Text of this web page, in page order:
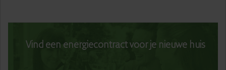
Vind een energiecontract voor je nieuwe huis